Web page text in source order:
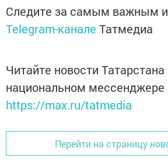
Следите за самым важным
Telegram-канале Татмедиа
Читайте новости Татарстана
национальном
https://max.ru/tatmedia
Перейти на страницу